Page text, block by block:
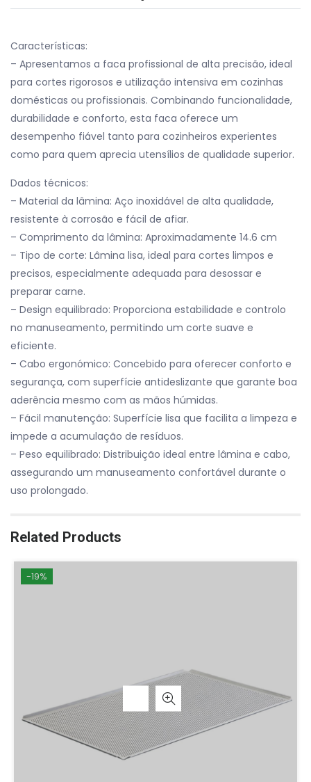
Características:
– Apresentamos a faca profissional de alta precisão, ideal
para cortes rigorosos e utilização intensiva em cozinhas
domésticas ou profissionais. Combinando funcionalidade,
durabilidade e conforto, esta faca oferece um
desempenho fiável tanto para cozinheiros experientes
como para quem aprecia utensílios de qualidade superior.
Dados técnicos:
– Material da lâmina: Aço inoxidável de alta qualidade,
resistente à corrosão e fácil de afiar.
– Comprimento da lâmina: Aproximadamente 14.6 cm
– Tipo de corte: Lâmina lisa, ideal para cortes limpos e
precisos, especialmente adequada para desossar e
preparar carne.
– Design equilibrado: Proporciona estabilidade e controlo
no manuseamento, permitindo um corte suave e
eficiente.
– Cabo ergonómico: Concebido para oferecer conforto e
segurança, com superfície antideslizante que garante boa
aderência mesmo com as mãos húmidas.
– Fácil manutenção: Superfície lisa que facilita a limpeza e
impede a acumulação de resíduos.
– Peso equilibrado: Distribuição ideal entre lâmina e cabo,
assegurando um manuseamento confortável durante o
uso prolongado.
Related Products
-19%